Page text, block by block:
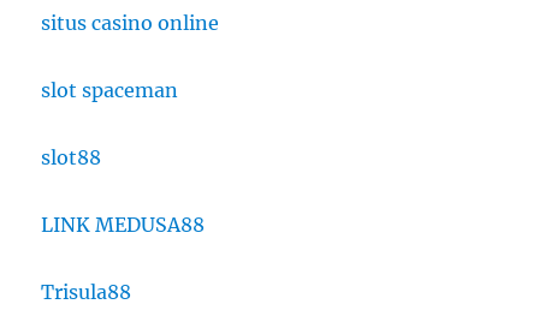
situs casino online
slot spaceman
slot88
LINK MEDUSA88
Trisula88